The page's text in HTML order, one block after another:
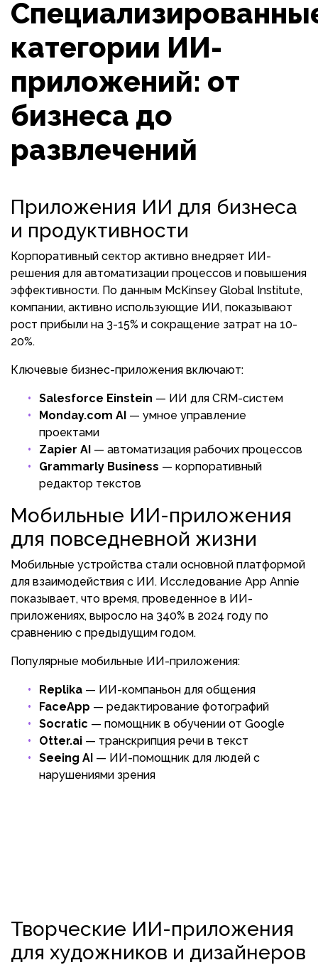
категории ИИ-
приложений: от
бизнеса до
развлечений
Приложения ИИ для бизнеса
и продуктивности
Корпоративный сектор активно внедряет ИИ-
решения для автоматизации процессов и повышения
эффективности. По данным McKinsey Global Institute,
компании, активно использующие ИИ, показывают
рост прибыли на 3-15% и сокращение затрат на 10-
20%.
Ключевые бизнес-приложения включают:
Salesforce Einstein — ИИ для CRM-систем
Monday.com AI — умное управление
проектами
Zapier AI — автоматизация рабочих процессов
Grammarly Business — корпоративный
редактор текстов
Мобильные ИИ-приложения
для повседневной жизни
Мобильные устройства стали основной платформой
для взаимодействия с ИИ. Исследование App Annie
показывает, что время, проведенное в ИИ-
приложениях, выросло на 340% в 2024 году по
сравнению с предыдущим годом.
Популярные мобильные ИИ-приложения:
Replika — ИИ-компаньон для общения
FaceApp — редактирование фотографий
Socratic — помощник в обучении от Google
Otter.ai — транскрипция речи в текст
Seeing AI — ИИ-помощник для людей с
нарушениями зрения
Творческие ИИ-приложения
для художников и дизайнеров